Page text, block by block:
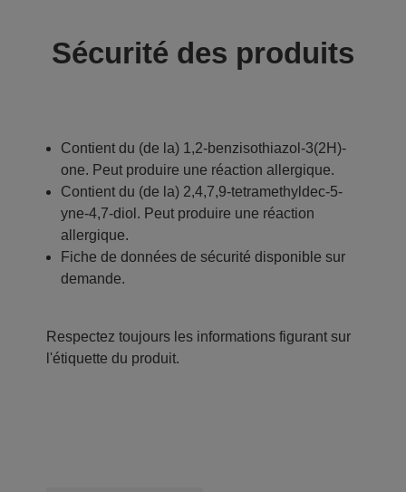
Sécurité des produits
Contient du (de la) 1,2-benzisothiazol-3(2H)-
one. Peut produire une réaction allergique.
Contient du (de la) 2,4,7,9-tetramethyldec-5-
yne-4,7-diol. Peut produire une réaction
allergique.
Fiche de données de sécurité disponible sur
demande.
Respectez toujours les informations figurant sur
l'étiquette du produit.